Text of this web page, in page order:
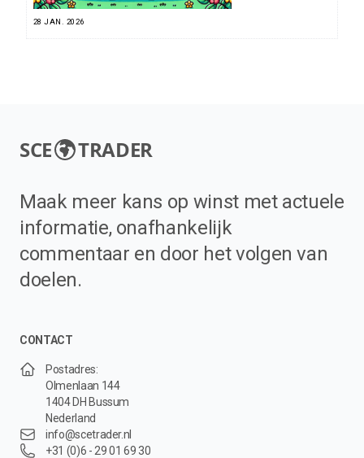
28 JAN. 2026
SCE TRADER
Maak meer kans op winst met actuele
informatie, onafhankelijk
commentaar en door het volgen van
doelen.
CONTACT
Postadres:
Olmenlaan 144
1404 DH Bussum
Nederland
info@scetrader.nl
+31 (0)6 - 29 01 69 30